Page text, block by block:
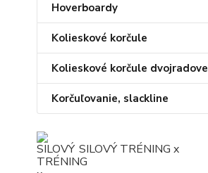
Hoverboardy
Kolieskové korčule
Kolieskové korčule dvojradove
Korčuľovanie, slackline
SILOVÝ TRÉNING x